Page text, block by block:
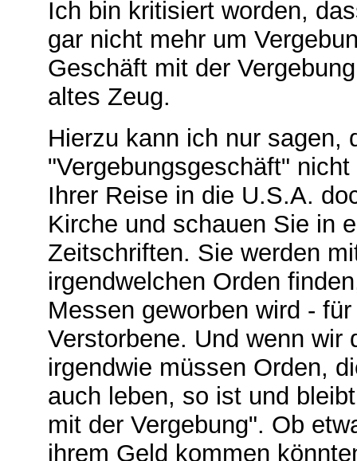
Ich bin kritisiert worden,
gar nicht mehr um
Geschäft mit der
altes Zeug.
Hierzu kann ich nur sagen,
"Vergebungsgeschäft"
Ihrer Reise in die U.S.A.
Kirche und schauen Sie in
Zeitschriften. Sie werden
irgendwelchen Orden
Messen geworben wird -
Verstorbene. Und wenn wir
irgendwie müssen Orden,
auch leben, so ist und
mit der Vergebung". Ob
ihrem Geld kommen